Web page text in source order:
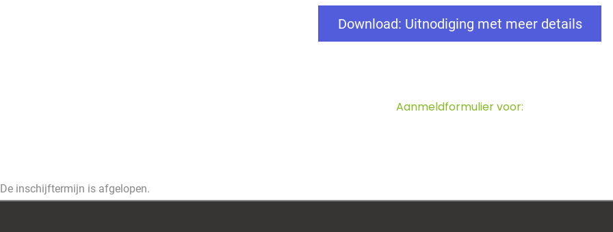
Download: Uitnodiging met meer details
Aanmeldformulier voor:
De inschijftermijn is afgelopen.